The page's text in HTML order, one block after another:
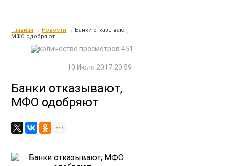
Главная → Новости → Банки отказывают,
МФО одобряют
451
10 Июля 2017 20:59
Банки отказывают,
МФО одобряют